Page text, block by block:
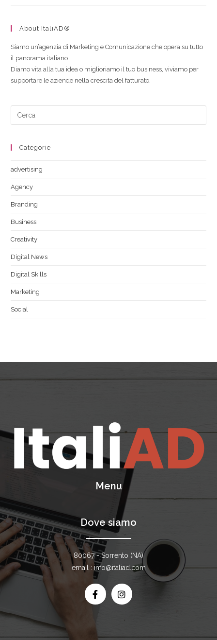
About ItaliAD®
Siamo un’agenzia di Marketing e Comunicazione che opera su tutto
il panorama italiano.
Diamo vita alla tua idea o miglioriamo il tuo business, viviamo per
supportare le aziende nella crescita del fatturato.
Categorie
advertising
Agency
Branding
Business
Creativity
Digital News
Digital Skills
Marketing
Social
Menu
Dove siamo
80067 - Sorrento (NA)
email : info@italiad.com